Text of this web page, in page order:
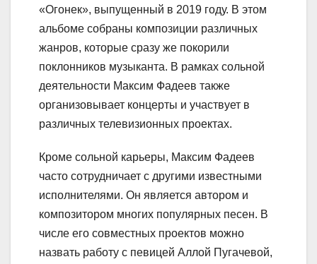
«Огонек», выпущенный в 2019 году. В этом
альбоме собраны композиции различных
жанров, которые сразу же покорили
поклонников музыканта. В рамках сольной
деятельности Максим Фадеев также
организовывает концерты и участвует в
различных телевизионных проектах.
Кроме сольной карьеры, Максим Фадеев
часто сотрудничает с другими известными
исполнителями. Он является автором и
композитором многих популярных песен. В
числе его совместных проектов можно
назвать работу с певицей Аллой Пугачевой,